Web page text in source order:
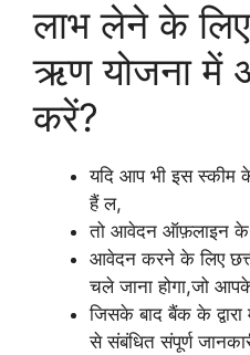
लाभ लेने के लिए
ऋण योजना में
करें?
यदि आप भी इस स्कीम
हैं ल,
तो आवेदन ऑफ़लाइन के
आवेदन करने के लिए
चले जाना होगा,जो
जिसके बाद बैंक के
से संबंधित संपूर्ण